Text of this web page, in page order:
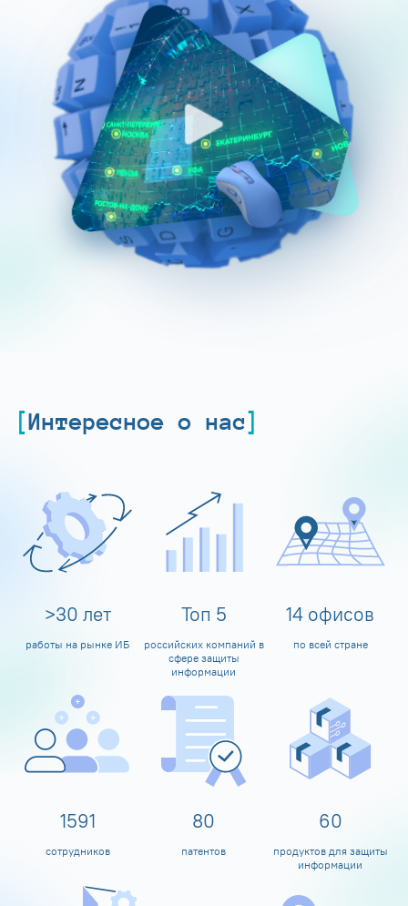
Интересное о нас
>30 лет
работы на рынке ИБ
Топ 5
российских компаний в
сфере защиты
информации
14 офисов
по всей стране
1600
сотрудников
80
патентов
60
продуктов для защиты
информации